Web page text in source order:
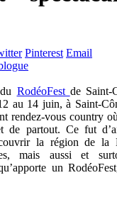
Pinterest Email
RodéoFest de Saint-
au 14 juin, à Saint-
rendez-vous country
de partout. Ce fut
la région de la
mais aussi et
un